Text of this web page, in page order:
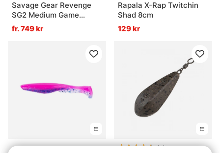
Savage Gear Revenge
SG2 Medium Game
Haspel
fr. 749 kr
Rapala X-Rap Twitchin
Shad 8cm
129 kr
Betyg: (5)4.8 utav 5